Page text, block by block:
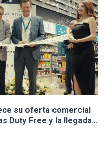
su oferta comercial
Duty Free y la llegada